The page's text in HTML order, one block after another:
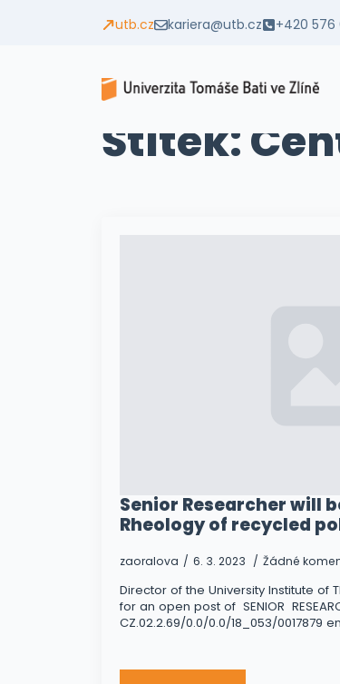
utb.cz kariera@utb.cz +420 576
Štítek:
Senior Researcher will
Rheology of recycled
zaoralova 6. 3. 2023 Žádné
Director of the University Institute of
for an open post of SENIOR
CZ.02.2.69/0.0/0.0/18_053/0017879